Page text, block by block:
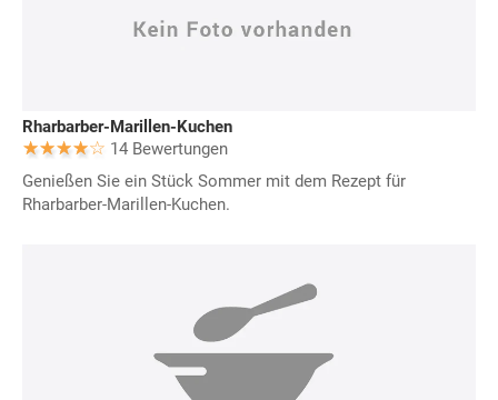
Rharbarber-Marillen-Kuchen
14 Bewertungen
Genießen Sie ein Stück Sommer mit dem Rezept für
Rharbarber-Marillen-Kuchen.